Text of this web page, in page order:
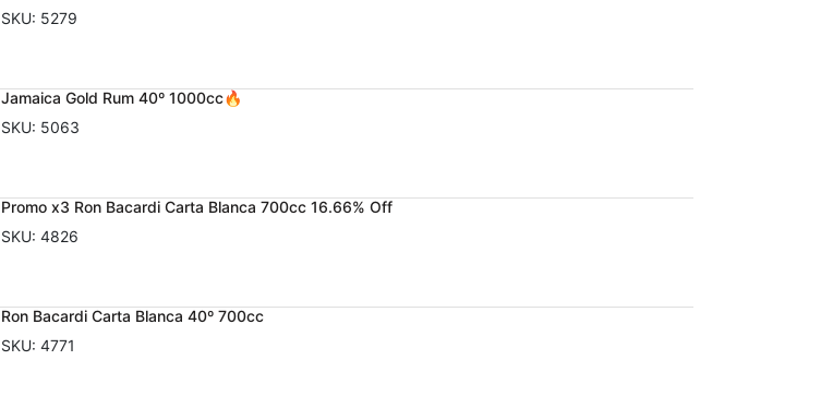
SKU: 5279
Jamaica Gold Rum 40º 1000cc🔥
SKU: 5063
Promo x3 Ron Bacardi Carta Blanca 700cc 16.66% Off
SKU: 4826
Ron Bacardi Carta Blanca 40º 700cc
SKU: 4771